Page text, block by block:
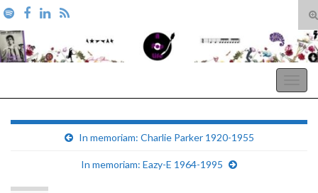
Search for:
In memoriam: Charlie Parker 1920-1955
In memoriam: Eazy-E 1964-1995